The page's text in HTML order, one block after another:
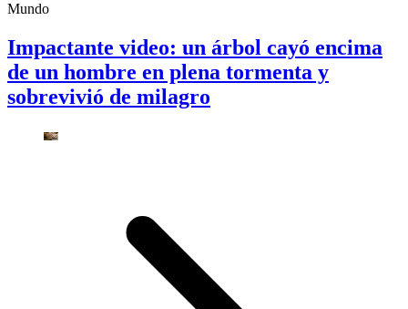
Mundo
Impactante video: un árbol cayó encima
de un hombre en plena tormenta y
sobrevivió de milagro